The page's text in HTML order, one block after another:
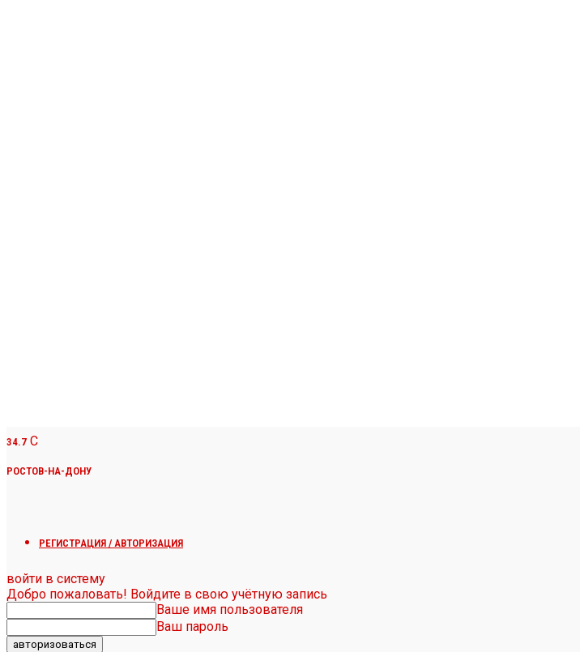
34.7 C
РОСТОВ-НА-ДОНУ
РЕГИСТРАЦИЯ / АВТОРИЗАЦИЯ
войти в систему
Добро пожаловать! Войдите в свою учётную запись
Ваше имя пользователя
Ваш пароль